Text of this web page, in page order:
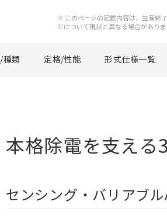
※ このページの記載内容は、生産終
どについて現状と異なる場合があり
種類 定格/性能 形式仕様一覧
本格除電を支え
センシング・バリアブ